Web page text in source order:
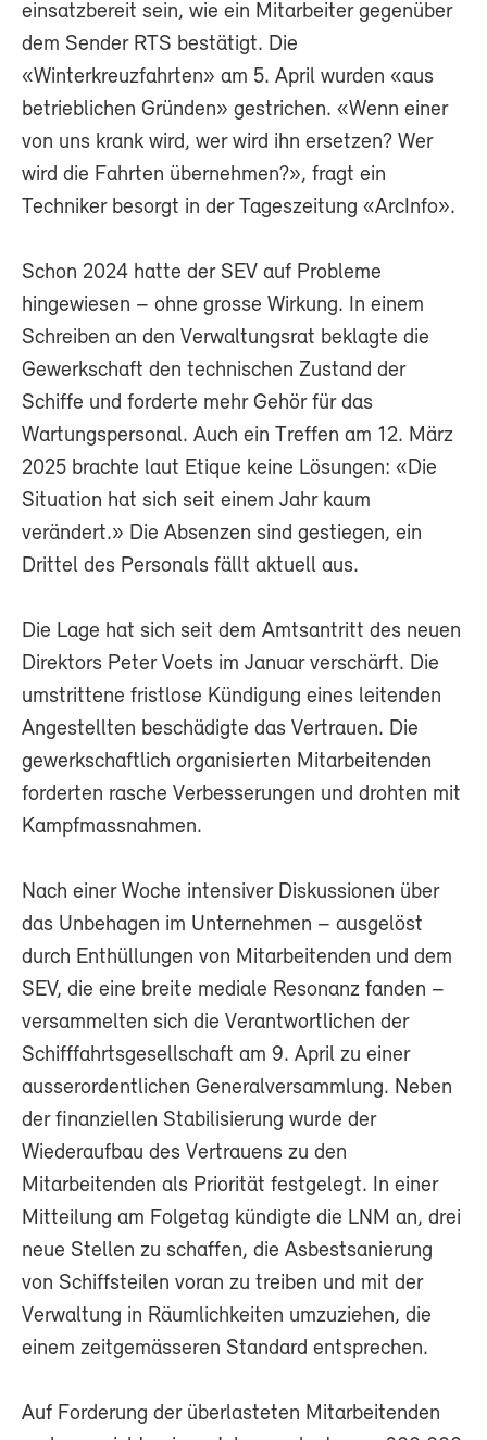
einsatzbereit sein, wie ein Mitarbeiter gegenüber
dem Sender RTS bestätigt. Die
«Winterkreuzfahrten» am 5. April wurden «aus
betrieblichen Gründen» gestrichen. «Wenn einer
von uns krank wird, wer wird ihn ersetzen? Wer
wird die Fahrten übernehmen?», fragt ein
Techniker besorgt in der Tageszeitung «ArcInfo».
Schon 2024 hatte der SEV auf Probleme
hingewiesen – ohne grosse Wirkung. In einem
Schreiben an den Verwaltungsrat beklagte die
Gewerkschaft den technischen Zustand der
Schiffe und forderte mehr Gehör für das
Wartungspersonal. Auch ein Treffen am 12. März
2025 brachte laut Etique keine Lösungen: «Die
Situation hat sich seit einem Jahr kaum
verändert.» Die Absenzen sind gestiegen, ein
Drittel des Personals fällt aktuell aus.
Die Lage hat sich seit dem Amtsantritt des neuen
Direktors Peter Voets im Januar verschärft. Die
umstrittene fristlose Kündigung eines leitenden
Angestellten beschädigte das Vertrauen. Die
gewerkschaftlich organisierten Mitarbeitenden
forderten rasche Verbesserungen und drohten mit
Kampfmassnahmen.
Nach einer Woche intensiver Diskussionen über
das Unbehagen im Unternehmen – ausgelöst
durch Enthüllungen von Mitarbeitenden und dem
SEV, die eine breite mediale Resonanz fanden –
versammelten sich die Verantwortlichen der
Schifffahrtsgesellschaft am 9. April zu einer
ausserordentlichen Generalversammlung. Neben
der finanziellen Stabilisierung wurde der
Wiederaufbau des Vertrauens zu den
Mitarbeitenden als Priorität festgelegt. In einer
Mitteilung am Folgetag kündigte die LNM an, drei
neue Stellen zu schaffen, die Asbestsanierung
von Schiffsteilen voran zu treiben und mit der
Verwaltung in Räumlichkeiten umzuziehen, die
einem zeitgemässeren Standard entsprechen.
Auf Forderung der überlasteten Mitarbeitenden